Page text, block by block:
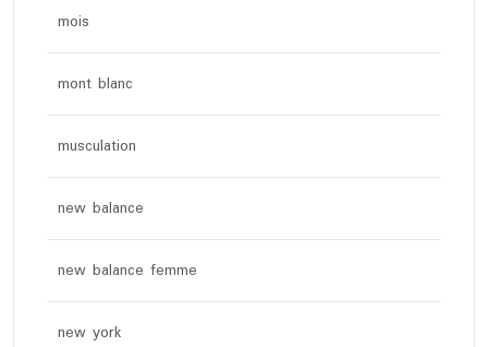
mois
mont blanc
musculation
new balance
new balance femme
new york